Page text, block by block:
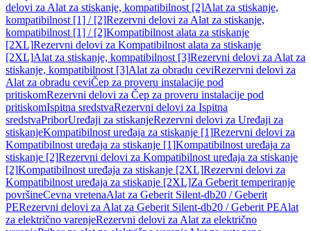
delovi za Alat za stiskanje, kompatibilnost [2]Alat za stiskanje,
kompatibilnost [1] / [2]Rezervni delovi za Alat za stiskanje,
kompatibilnost [1] / [2]Kompatibilnost alata za stiskanje
[2XL]Rezervni delovi za Kompatibilnost alata za stiskanje
[2XL]Alat za stiskanje, kompatibilnost [3]Rezervni delovi za Alat za
stiskanje, kompatibilnost [3]Alat za obradu ceviRezervni delovi za
Alat za obradu ceviČep za proveru instalacije pod
pritiskomRezervni delovi za Čep za proveru instalacije pod
pritiskomIspitna sredstvaRezervni delovi za Ispitna
sredstvaPriborUređaji za stiskanjeRezervni delovi za Uređaji za
stiskanjeKompatibilnost uređaja za stiskanje [1]Rezervni delovi za
Kompatibilnost uređaja za stiskanje [1]Kompatibilnost uređaja za
stiskanje [2]Rezervni delovi za Kompatibilnost uređaja za stiskanje
[2]Kompatibilnost uređaja za stiskanje [2XL]Rezervni delovi za
Kompatibilnost uređaja za stiskanje [2XL]Za Geberit temperiranje
površineCevna vretenaAlat za Geberit Silent-db20 / Geberit
PERezervni delovi za Alat za Geberit Silent-db20 / Geberit PEAlat
za električno varenjeRezervni delovi za Alat za električno